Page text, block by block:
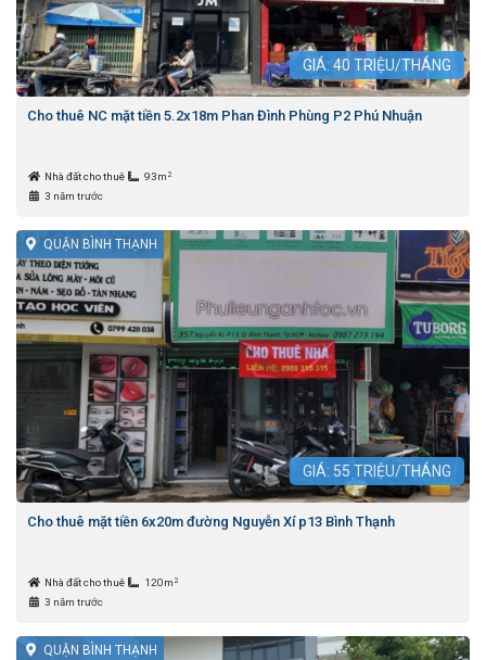
GIÁ: 40 TRIỆU/THÁNG
Cho thuê NC mặt tiền 5.2x18m Phan Đình Phùng P2 Phú Nhuận
Nhà đất cho thuê 93m 2
3 năm trước
QUẬN BÌNH THẠNH
GIÁ: 55 TRIỆU/THÁNG
Cho thuê mặt tiền 6x20m đường Nguyễn Xí p13 Bình Thạnh
Nhà đất cho thuê 120m 2
3 năm trước
QUẬN BÌNH THẠNH